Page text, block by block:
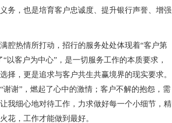
务，也是培育客户忠诚度、提升银行声誉、增强
腔热情所打动，招行的服务处处体现着“客户第
以客户为中心”，是一切服务工作的本质要求，
择，更是追求与客户共生共赢境界的现实要求。
谢”，燃起了心中的激情；客户不解的抱怨，需
我细心地对待工作，力求做好每一个小细节，精
花，工作才能做到最好。